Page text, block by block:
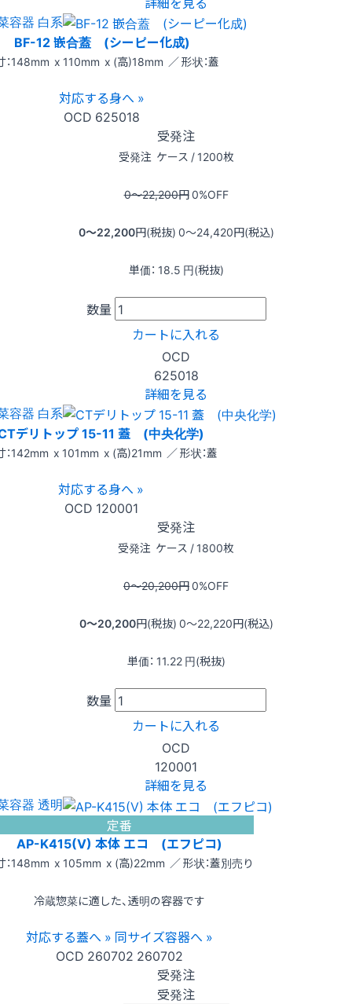
容器 白系
BF-12 嵌合蓋 (シーピー化成)
：148mm x 110mm x (高)18mm ／ 形状：蓋
対応する身へ »
OCD 625018
受発注
受発注 ケース / 1200枚
0〜22,200円0%OFF
0〜22,200円(税抜) 0〜24,420円(税込)
単価： 18.5 円(税抜)
数量
カートに入れる
OCD
625018
詳細を見る
容器 白系
デリトップ 15-11 蓋 (中央化学)
：142mm x 101mm x (高)21mm ／ 形状：蓋
対応する身へ »
OCD 120001
受発注
受発注 ケース / 1800枚
0〜20,200円0%OFF
0〜20,200円(税抜) 0〜22,220円(税込)
単価： 11.22 円(税抜)
数量
カートに入れる
OCD
120001
詳細を見る
容器 透明
定番
AP-K415(V) 本体 エコ (エフピコ)
：148mm x 105mm x (高)22mm ／ 形状：蓋別売り
冷蔵惣菜に適した、透明の容器です
対応する蓋へ » 同サイズ容器へ »
OCD 260702 260702
受発注
受発注